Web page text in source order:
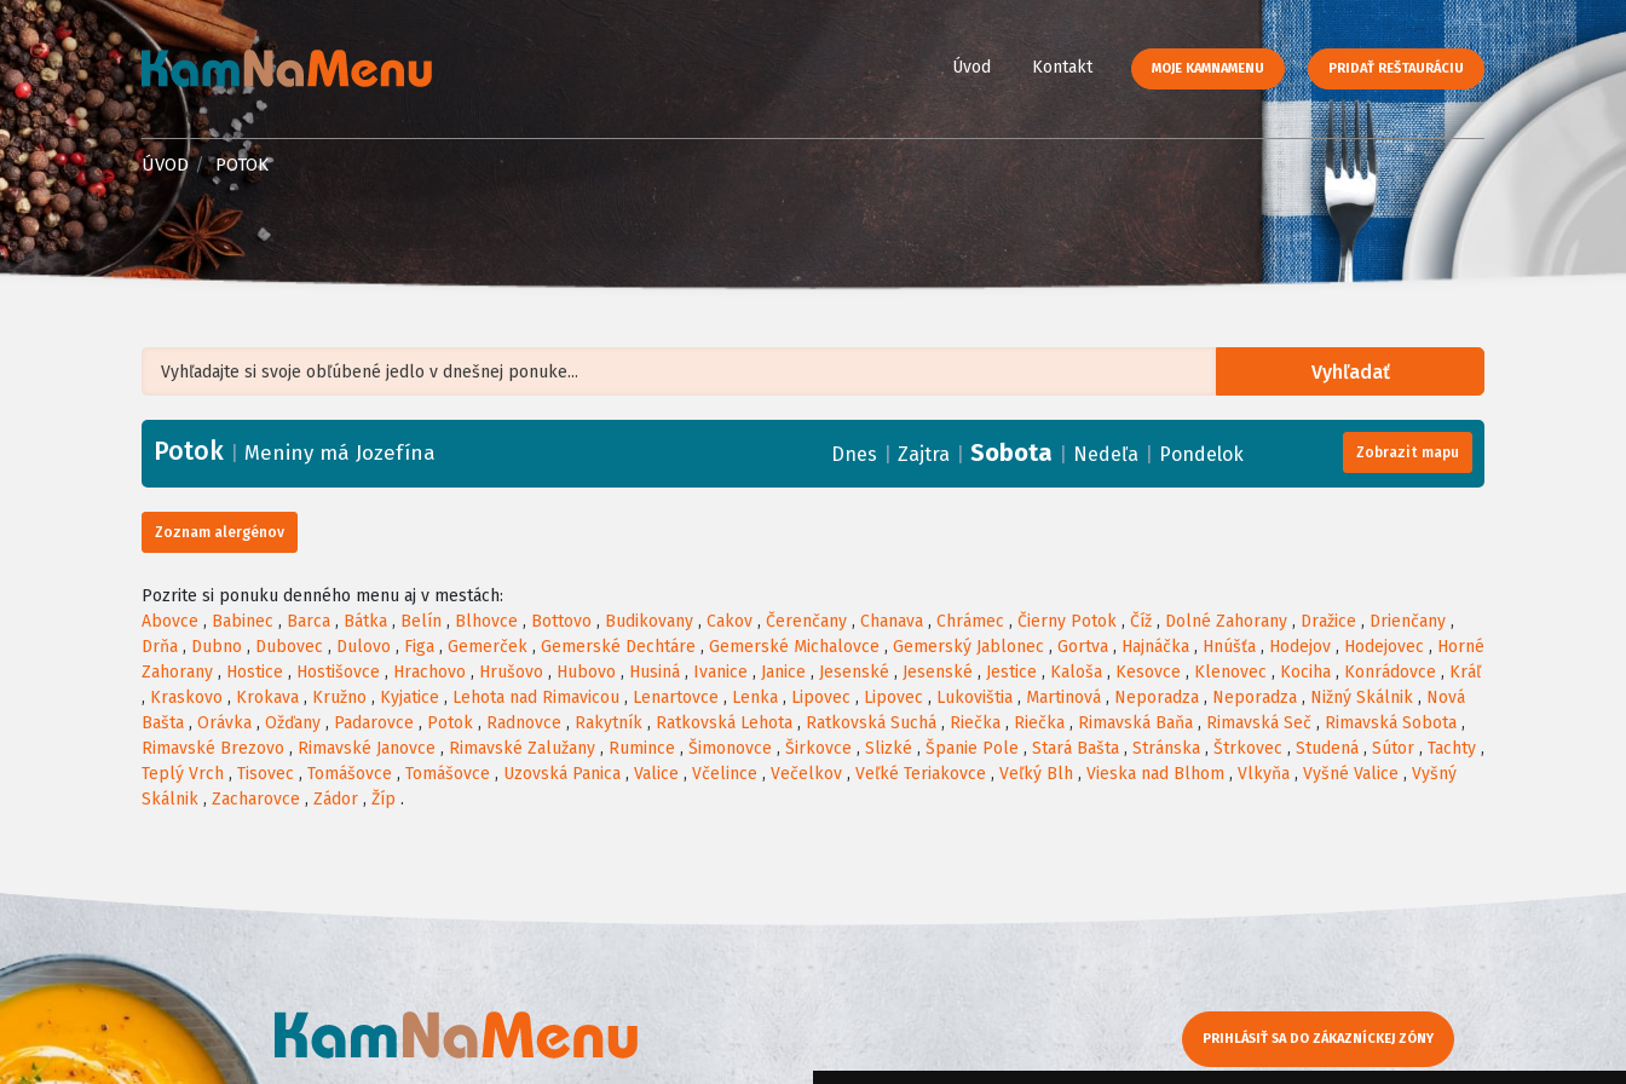
Úvod Kontakt MOJE KAMNAMENU PRIDAŤ REŠTAURÁCIU
ÚVOD POTOK
Vyhľadať
+
−
Potok Meniny má Jozefína Dnes Zajtra Sobota Nedeľa Pondelok Zobrazit mapu
Zoznam alergénov
Pozrite si ponuku denného menu aj v mestách:
Abovce , Babinec , Barca , Bátka , Belín , Blhovce , Bottovo , Budikovany , Cakov , Čerenčany , Chanava , Chrámec , Čierny Potok , Číž , Dolné Zahorany , Dražice , Drienčany ,
Drňa , Dubno , Dubovec , Dulovo , Figa , Gemerček , Gemerské Dechtáre , Gemerské Michalovce , Gemerský Jablonec , Gortva , Hajnáčka , Hnúšťa , Hodejov , Hodejovec , Horné
Zahorany , Hostice , Hostišovce , Hrachovo , Hrušovo , Hubovo , Husiná , Ivanice , Janice , Jesenské , Jesenské , Jestice , Kaloša , Kesovce , Klenovec , Kociha , Konrádovce , Kráľ
, Kraskovo , Krokava , Kružno , Kyjatice , Lehota nad Rimavicou , Lenartovce , Lenka , Lipovec , Lipovec , Lukovištia , Martinová , Neporadza , Neporadza , Nižný Skálnik , Nová
Bašta , Orávka , Ožďany , Padarovce , Potok , Radnovce , Rakytník , Ratkovská Lehota , Ratkovská Suchá , Riečka , Riečka , Rimavská Baňa , Rimavská Seč , Rimavská Sobota ,
Rimavské Brezovo , Rimavské Janovce , Rimavské Zalužany , Rumince , Šimonovce , Širkovce , Slizké , Španie Pole , Stará Bašta , Stránska , Štrkovec , Studená , Sútor , Tachty ,
Teplý Vrch , Tisovec , Tomášovce , Tomášovce , Uzovská Panica , Valice , Včelince , Večelkov , Veľké Teriakovce , Veľký Blh , Vieska nad Blhom , Vlkyňa , Vyšné Valice , Vyšný
Skálnik , Zacharovce , Zádor , Žíp .
PRIHLÁSIŤ SA DO ZÁKAZNÍCKEJ ZÓNY